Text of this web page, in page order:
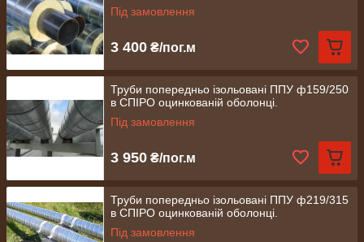
Під замовлення
3 400 ₴/пог.м
Труби попередньо ізольовані ППУ ф159/250
в СПІРО оцинкованій оболонці.
Під замовлення
3 950 ₴/пог.м
Труби попередньо ізольовані ППУ ф219/315
в СПІРО оцинкованій оболонці.
Під замовлення